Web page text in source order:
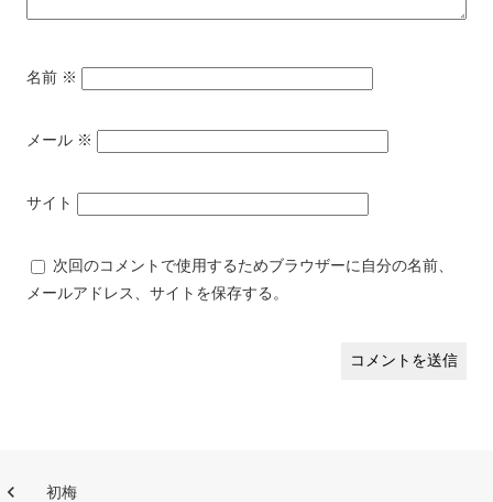
名前 ※
メール ※
サイト
次回のコメントで使用するためブラウザーに自分の名前、
メールアドレス、サイトを保存する。
初梅